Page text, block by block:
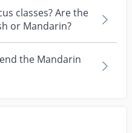
classes? Are the
or Mandarin?
the Mandarin